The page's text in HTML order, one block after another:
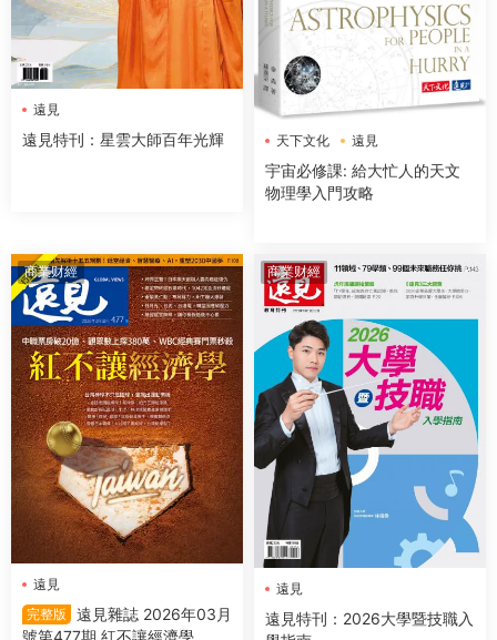
遠見
遠見特刊：星雲大師百年光輝 天下文化 遠見
宇宙必修課: 給大忙人的天文
物理學入門攻略
商業财經
遠見
完整版
遠見雜誌 2026年03月
號第477期 紅不讓經濟學
商業财經
遠見
遠見特刊：2026大學暨技職入